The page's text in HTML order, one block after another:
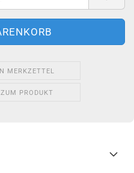
MERKZETTEL
PRODUKT